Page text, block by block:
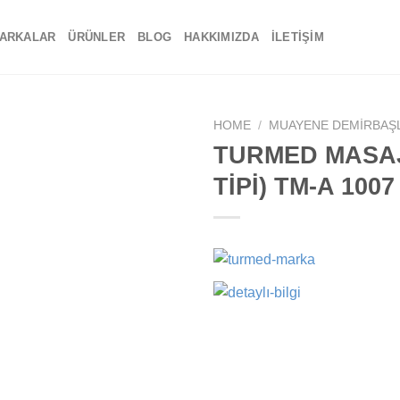
ÜRÜNLER BLOG HAKKIMIZDA İLETIŞIM
HOME / MUAYENE
TURMED
TİPİ) TM-A 1007